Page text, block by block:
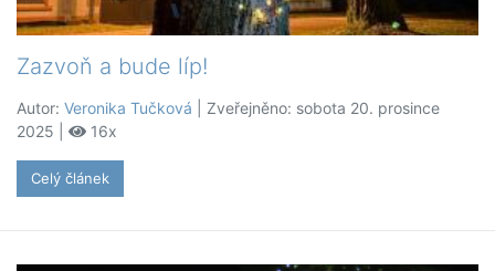
Zazvoň a bude líp!
Autor: Veronika Tučková | Zveřejněno: sobota 20. prosince
2025 |
16x
Celý článek